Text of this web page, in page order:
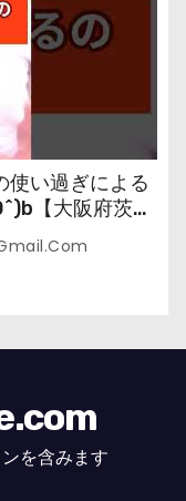
使い過ぎによる
【大阪府茨木
えます。】
を含みます